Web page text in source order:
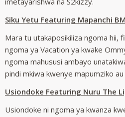
Siku Yetu Featuring Mapanchi
Mara tu utakaposikiliza ngoma hii,
ngoma ya Vacation ya kwake
ngoma mahususi ambayo
pindi mkiwa kwenye mapumziko
Usiondoke Featuring Nuru The
Usiondoke ni ngoma ya kwanza